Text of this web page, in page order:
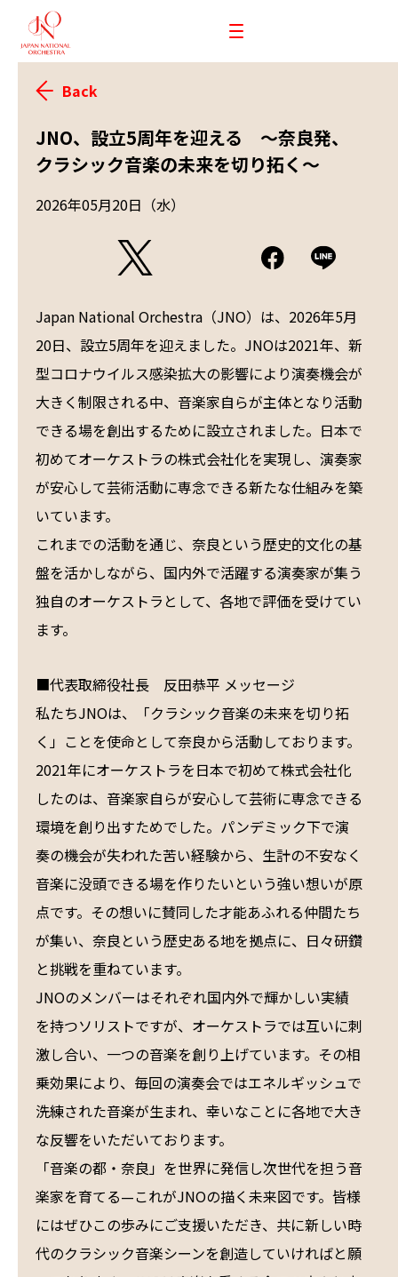
Back
JNO、設立5周年を迎える 〜奈良発、
クラシック音楽の未来を切り拓く〜
2026年05月20日（水）
Japan National Orchestra（JNO）は、2026年5月
20日、設立5周年を迎えました。JNOは2021年、新
型コロナウイルス感染拡大の影響により演奏機会が
大きく制限される中、音楽家自らが主体となり活動
できる場を創出するために設立されました。日本で
初めてオーケストラの株式会社化を実現し、演奏家
が安心して芸術活動に専念できる新たな仕組みを築
いています。
これまでの活動を通じ、奈良という歴史的文化の基
盤を活かしながら、国内外で活躍する演奏家が集う
独自のオーケストラとして、各地で評価を受けてい
ます。
■代表取締役社長 反田恭平 メッセージ
私たちJNOは、「クラシック音楽の未来を切り拓
く」ことを使命として奈良から活動しております。
2021年にオーケストラを日本で初めて株式会社化
したのは、音楽家自らが安心して芸術に専念できる
環境を創り出すためでした。パンデミック下で演
奏の機会が失われた苦い経験から、生計の不安なく
音楽に没頭できる場を作りたいという強い想いが原
点です。その想いに賛同した才能あふれる仲間たち
が集い、奈良という歴史ある地を拠点に、日々研鑽
と挑戦を重ねています。
JNOのメンバーはそれぞれ国内外で輝かしい実績
を持つソリストですが、オーケストラでは互いに刺
激し合い、一つの音楽を創り上げています。その相
乗効果により、毎回の演奏会ではエネルギッシュで
洗練された音楽が生まれ、幸いなことに各地で大き
な反響をいただいております。
「音楽の都・奈良」を世界に発信し次世代を担う音
楽家を育てる—これがJNOの描く未来図です。皆様
にはぜひこの歩みにご支援いただき、共に新しい時
代のクラシック音楽シーンを創造していければと願